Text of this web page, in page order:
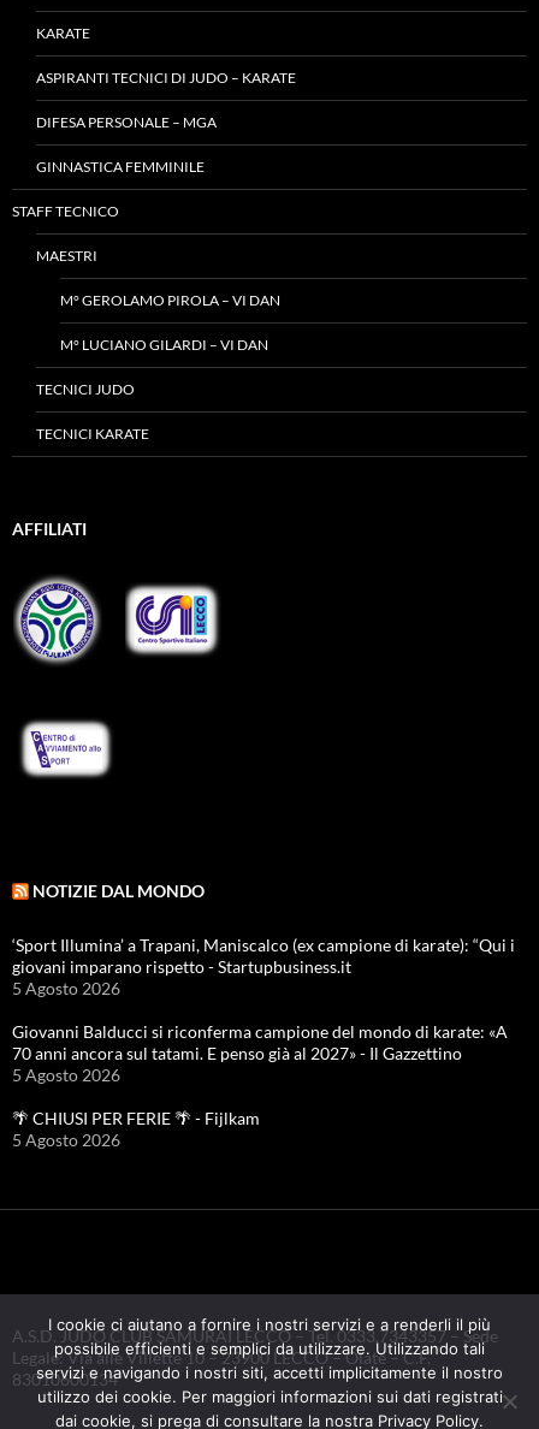
KARATE
ASPIRANTI TECNICI DI JUDO – KARATE
DIFESA PERSONALE – MGA
GINNASTICA FEMMINILE
STAFF TECNICO
MAESTRI
M° GEROLAMO PIROLA – VI DAN
M° LUCIANO GILARDI – VI DAN
TECNICI JUDO
TECNICI KARATE
AFFILIATI
NOTIZIE DAL MONDO
‘Sport Illumina’ a Trapani, Maniscalco (ex campione di karate): “Qui i
giovani imparano rispetto - Startupbusiness.it
5 Agosto 2026
Giovanni Balducci si riconferma campione del mondo di karate: «A
70 anni ancora sul tatami. E penso già al 2027» - Il Gazzettino
5 Agosto 2026
🌴 CHIUSI PER FERIE 🌴 - Fijlkam
5 Agosto 2026
A.S.D. JUDO CLUB SAMURAI LECCO – Tel. 0333.7343357 – Sede
Legale: Via alle Villette 10 – 23900 LECCO – Olate – C.F.
83010600134
I cookie ci aiutano a fornire i nostri servizi e a renderli il più
possibile efficienti e semplici da utilizzare. Utilizzando tali
servizi e navigando i nostri siti, accetti implicitamente il nostro
utilizzo dei cookie. Per maggiori informazioni sui dati registrati
dai cookie, si prega di consultare la nostra Privacy Policy.